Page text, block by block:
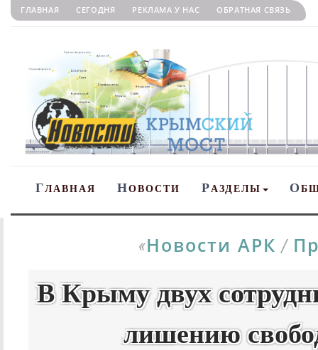
ГЛАВНАЯ СЕГОДНЯ РЕКЛАМА У НАС ОБРАТНАЯ СВЯЗЬ
ГЛАВНАЯ НОВОСТИ РАЗДЕЛЫ О
«Новости АРК /
В Крыму двух
лишению